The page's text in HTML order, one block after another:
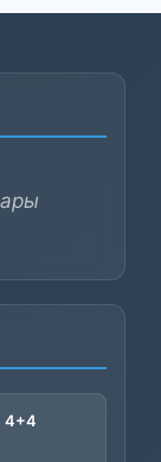
4+4